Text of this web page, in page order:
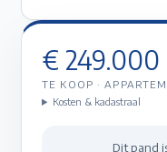
€ 249.000
TE KOOP ·
Kosten & kadastraal
Dit pand